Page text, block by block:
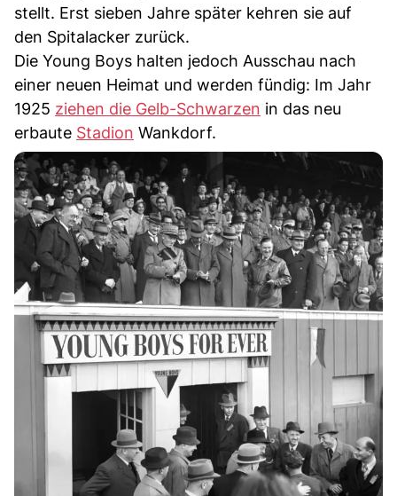
stellt. Erst sieben Jahre später kehren sie auf
den Spitalacker zurück.
Die Young Boys halten jedoch Ausschau nach
einer neuen Heimat und werden fündig: Im Jahr
1925 ziehen die Gelb-Schwarzen in das neu
erbaute Stadion Wankdorf.